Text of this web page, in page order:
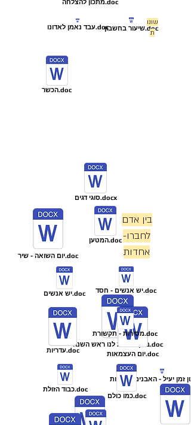
מתכון להצלחה.doc
עבד נאמן לאדונו.doc שיעור בחשבון.doc
שונו
ת
הכשר.doc
יום השואה - שיר.doc
המטען.doc
ברוך שנתת לנו ראש השנה.doc
יום העצמאות.doc
סוגי דגים.docx
בין אדם
לחברו-
אחדות
יש אנשים.doc יש אנשים - חסד.doc
עדריות.doc
מסירות - תקשורת.doc
כבוד הזולת.doc
כמו כולם.doc